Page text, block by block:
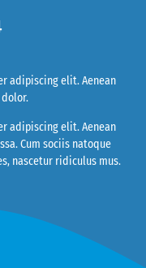
adipiscing elit. Aenean
adipiscing elit. Aenean
Cum sociis natoque
nascetur ridiculus mus.